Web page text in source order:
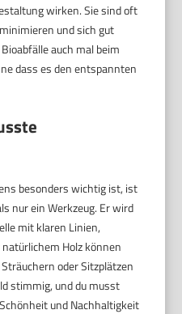
wirken. Sie sind oft
und sich gut
auch mal beim
dass es den entspannten
besonders wichtig ist, ist
nur ein Werkzeug. Er wird
mit klaren Linien,
Holz können
oder Sitzplätzen
stimmig, und du musst
und Nachhaltigkeit